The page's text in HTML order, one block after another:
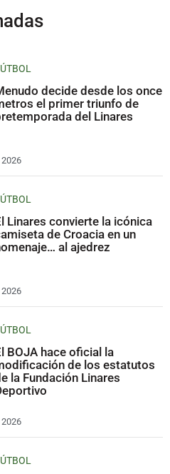
decide desde los once
el primer triunfo de
del Linares
Linares convierte la icónica
de Croacia en un
al ajedrez
BOJA hace oficial la
de los estatutos
la Fundación Linares